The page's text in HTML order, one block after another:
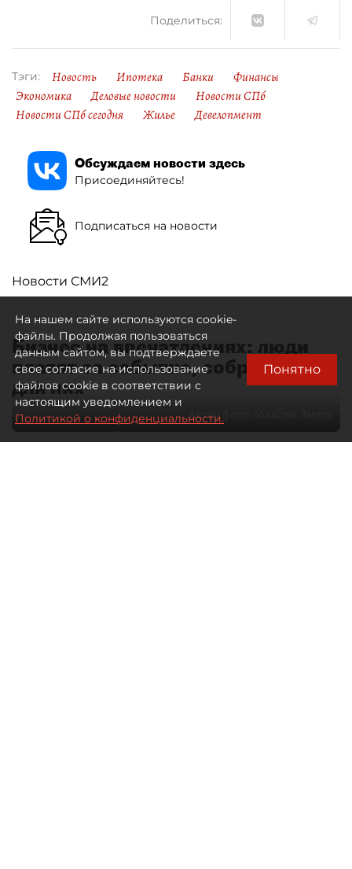
Поделиться:
Тэги: Новость Ипотека Банки
Финансы
Экономика
Деловые новости
Новости СПб
Новости СПб сегодня
Жилье Девелопмент
Обсуждаем новости здесь
Присоединяйтесь!
Подписаться на новости
Новости СМИ2
Бизнес на впечатлениях: люди
платят за событие, собранное
для них
Автор фото:
На нашем сайте используются cookie-
файлы. Продолжая пользоваться
данным сайтом, вы подтверждаете
свое согласие на использование
файлов cookie в соответствии с
настоящим уведомлением и
Политикой о конфиденциальности.
Понятно